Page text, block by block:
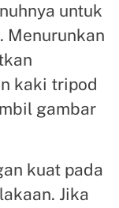
untuk
Menurunkan
kaki tripod
gambar
kuat pada
Jika